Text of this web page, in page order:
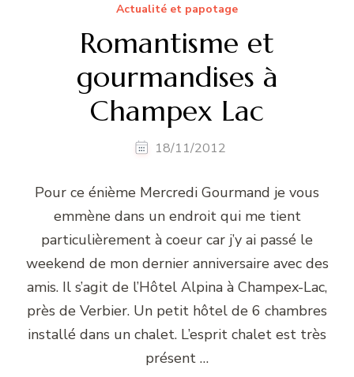
Actualité et papotage
Romantisme et
gourmandises à
Champex Lac
18/11/2012
Pour ce énième Mercredi Gourmand je vous
emmène dans un endroit qui me tient
particulièrement à coeur car j’y ai passé le
weekend de mon dernier anniversaire avec des
amis. Il s’agit de l’Hôtel Alpina à Champex-Lac,
près de Verbier. Un petit hôtel de 6 chambres
installé dans un chalet. L’esprit chalet est très
présent …